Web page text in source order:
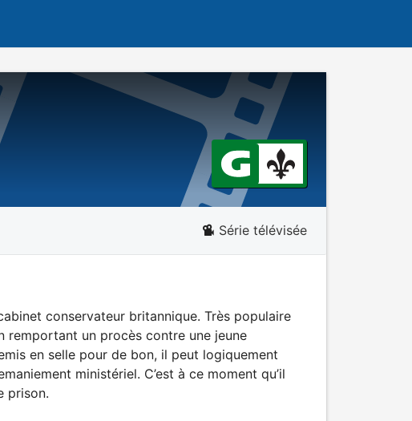
Série télévisée
conservateur britannique. Très populaire
remportant un procès contre une jeune
en selle pour de bon, il peut logiquement
ministériel. C’est à ce moment qu’il
prison.